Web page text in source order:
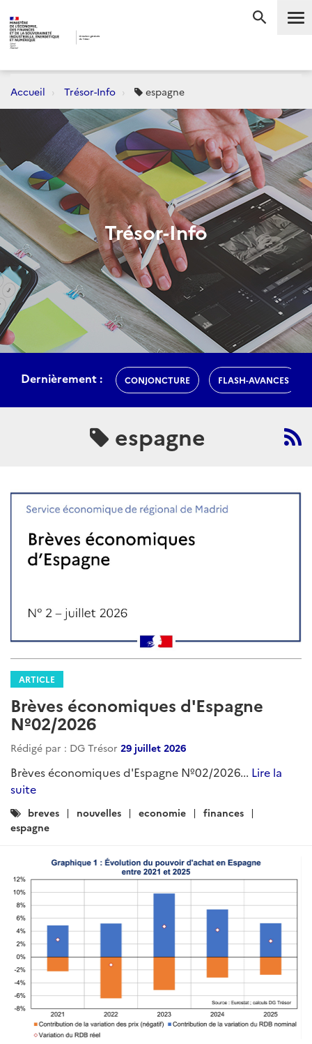
Accueil Trésor-Info espagne
Trésor-Info
Dernièrement : CONJONCTURE FLASH-AVANCES
espagne
ARTICLE
Brèves économiques d'Espagne
Nº02/2026
Rédigé par : DG Trésor 29 juillet 2026
Brèves économiques d'Espagne Nº02/2026... Lire la
suite
Catégories
:
breves nouvelles economie
finances
espagne